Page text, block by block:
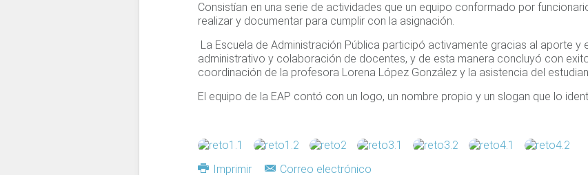
Consistían en una serie de actividades que un equipo conformado por
realizar y documentar para cumplir con la asignación.
La Escuela de Administración Pública participó activamente gracias al aporte y
administrativo y colaboración de docentes, y de esta manera concluyó con
coordinación de la profesora Lorena López González y la asistencia del
El equipo de la EAP contó con un logo, un nombre propio y un slogan que lo
Imprimir Correo electrónico